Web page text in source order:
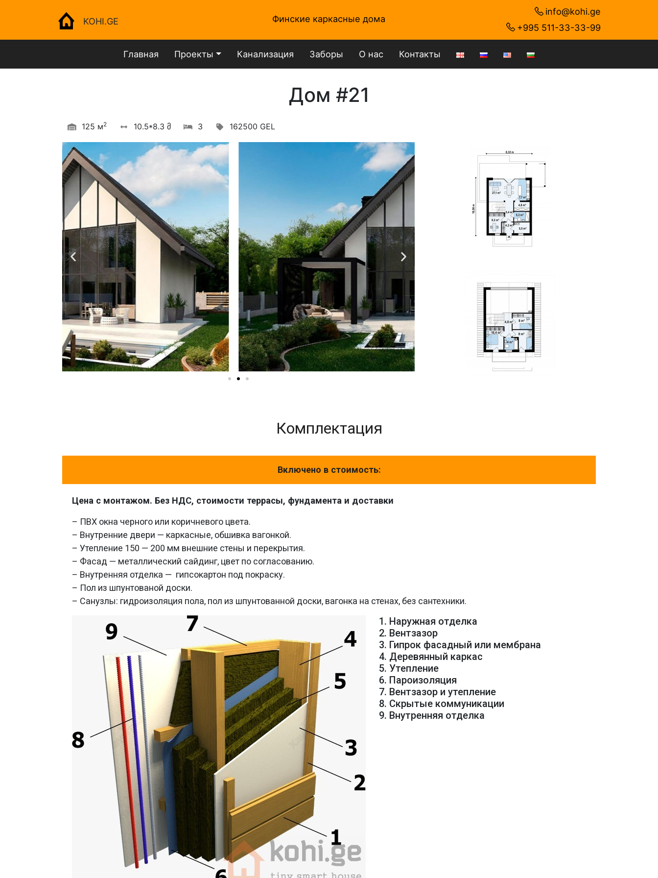
KOHI.GE Финские каркасные дома
info@kohi.ge
+995 511-33-33-99
Главная Проекты Канализация Заборы О нас Контакты
Дом #21
125 м2 10.5*8.3 მ 3 162500 GEL
Комплектация
Включено в стоимость:
Цена с монтажом. Без НДС, стоимости террасы, фундамента и доставки
– ПВХ окна черного или коричневого цвета.
– Внутренние двери — каркасные, обшивка вагонкой.
– Утепление 150 — 200 мм внешние стены и перекрытия.
– Фасад — металлический сайдинг, цвет по согласованию.
– Внутренняя отделка — гипсокартон под покраску.
– Пол из шпунтованой доски.
– Санузлы: гидроизоляция пола, пол из шпунтованной доски, вагонка на стенах, без сантехники.
1. Наружная отделка
2. Вентзазор
3. Гипрок фасадный или мембрана
4. Деревянный каркас
5. Утепление
6. Пароизоляция
7. Вентзазор и утепление
8. Скрытые коммуникации
9. Внутренняя отделка